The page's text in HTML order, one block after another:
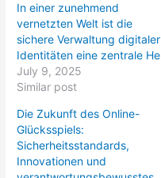
In einer zunehmend
vernetzten Welt ist die
sichere Verwaltung digitaler
Identitäten eine zentrale He
July 9, 2025
Similar post
Die Zukunft des Online-
Glücksspiels:
Sicherheitsstandards,
Innovationen und